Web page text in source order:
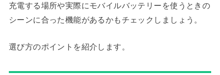
充電する場所や実際にモバイルバッテリーを使うときの
シーンに合った機能があるかもチェックしましょう。
選び方のポイントを紹介します。